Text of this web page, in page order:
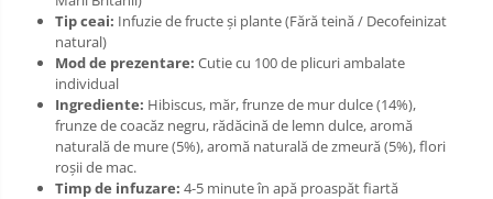
Tip ceai: Infuzie de fructe și plante (Fără teină / Decofeinizat
natural)
Mod de prezentare: Cutie cu 100 de plicuri ambalate
individual
Ingrediente: Hibiscus, măr, frunze de mur dulce (14%),
frunze de coacăz negru, rădăcină de lemn dulce, aromă
naturală de mure (5%), aromă naturală de zmeură (5%), flori
roșii de mac.
Timp de infuzare: 4-5 minute în apă proaspăt fiartă